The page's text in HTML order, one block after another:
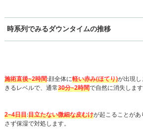
時系列でみるダウンタイムの推移
施術直後~2時間:顔全体に軽い赤み(ほてり)が出現
きるレベルで、通常30分~2時間で自然に消失します
2~4日目:目立たない微細な皮むけが起こることが
さず保湿で対処します。